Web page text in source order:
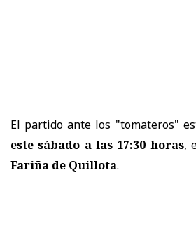
El partido ante los "tomateros"
este sábado a las 17:30 horas,
Fariña de Quillota.